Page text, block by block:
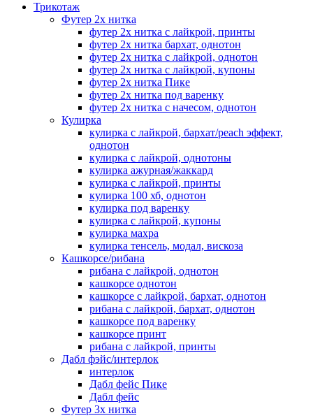
Трикотаж
Футер 2х нитка
футер 2х нитка с лайкрой, принты
футер 2х нитка бархат, однотон
футер 2х нитка с лайкрой, однотон
футер 2х нитка с лайкрой, купоны
футер 2х нитка Пике
футер 2х нитка под варенку
футер 2х нитка с начесом, однотон
Кулирка
кулирка с лайкрой, бархат/peach эффект,
однотон
кулирка с лайкрой, однотоны
кулирка ажурная/жаккард
кулирка с лайкрой, принты
кулирка 100 хб, однотон
кулирка под варенку
кулирка с лайкрой, купоны
кулирка махра
кулирка тенсель, модал, вискоза
Кашкорсе/рибана
рибана с лайкрой, однотон
кашкорсе однотон
кашкорсе с лайкрой, бархат, однотон
рибана с лайкрой, бархат, однотон
кашкорсе под варенку
кашкорсе принт
рибана с лайкрой, принты
Дабл фэйс/интерлок
интерлок
Дабл фейс Пике
Дабл фейс
Футер 3х нитка